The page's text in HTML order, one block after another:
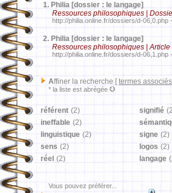
1. Philia [dossier : le langage]
Ressources philosophiques |
http://philia.online.fr/dossiers/d-06,0.php
2. Philia [dossier : le langage]
Ressources philosophiques |
http://philia.online.fr/dossiers/d-06,1.php
Affiner la recherche [ termes associés
* la liste est abrégée
référent (2) signifié
ineffable (2)
linguistique (2) signe (2)
sens (2) logos (2)
réel (2) langage
Vous pouvez préférer...